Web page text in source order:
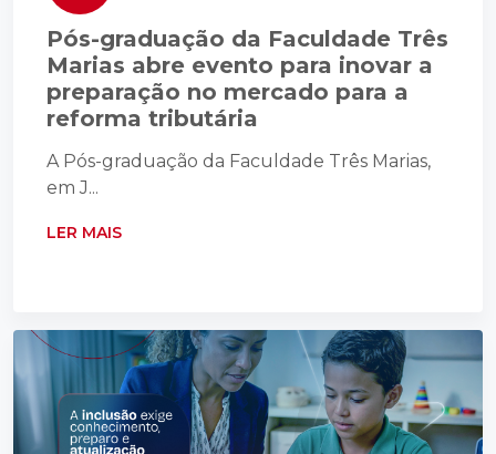
Pós-graduação da Faculdade Três
Marias abre evento para inovar a
preparação no mercado para a
reforma tributária
A Pós-graduação da Faculdade Três Marias,
em J...
LER MAIS